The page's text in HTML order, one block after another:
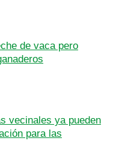
de vaca pero
vecinales ya pueden
para las